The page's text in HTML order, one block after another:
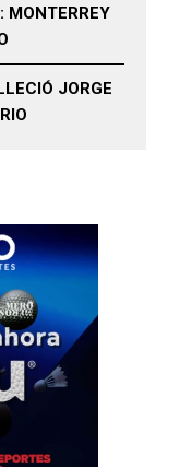
MONTERREY
JORGE